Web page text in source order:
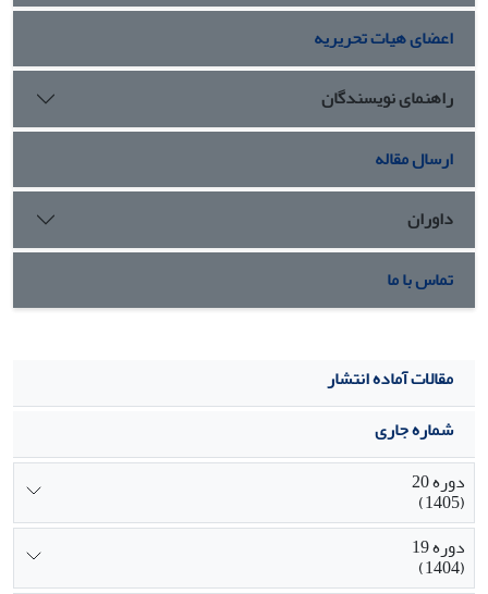
تحلیل کمی مبتنی بر تحلیل عاملی اکتشافی و مدل معادلات
معنادار می‏باشند و به همگی دارای بارهای عاملی بالاتر از 22/0 و
مقدار t بزرگ‌تر از 96 /1 هستند؛ لذا ضرایب مسیر آن‌ها نسبت به
ارزشیابی آموزش ضمن خدمت معنادار بودند؛ لذا سنجه‏های
مناسبی برای ارزشیابی آموزش ضمن خدمت محسوب می‏شوند.
داشت لذا قوی‌ترین سنجه و متغیر مربی با مقدار ضریب مسیر
(226/0) ضعیف‏ترین سنجه بود. در تبیین یافته‏ها می‏توان اشاره کرد
که ویژگی‏های بالندگی سازمان به افزایش قابلیت‏های فردی و
گروهی، بهبود عملکرد، ارتقاء توان ارتباطی و هماهنگی بین-
بخشی، متعهد کردن نیروها در قبال تحقق اهداف تشکیلاتی تقویت
مؤسسه بود.
اعضای هیات تحریریه
راهنمای نویسندگان
ارسال مقاله
داوران
تماس با ما
مقالات آماده انتشار
شماره جاری
دوره 20
(1405)
دوره 19
(1404)